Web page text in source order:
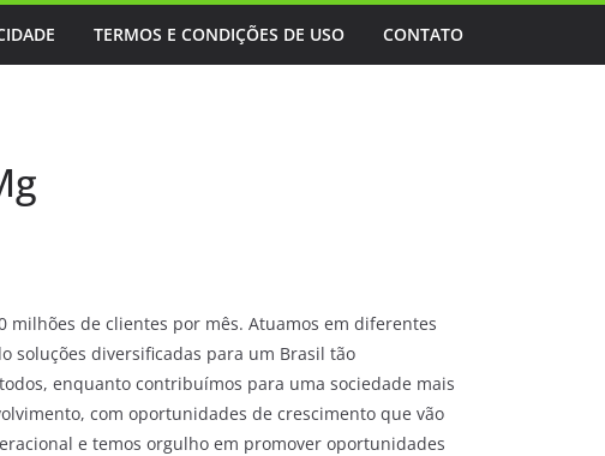
TERMOS E CONDIÇÕES DE USO CONTATO
milhões de clientes por mês. Atuamos em diferentes
soluções diversificadas para um Brasil tão
enquanto contribuímos para uma sociedade mais
com oportunidades de crescimento que vão
e temos orgulho em promover oportunidades